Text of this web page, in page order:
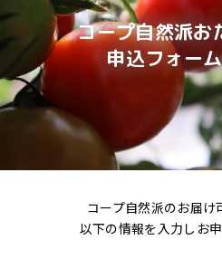
コープ自然派お
申込フォー
コープ自然派のお届け
以下の情報を入力しお